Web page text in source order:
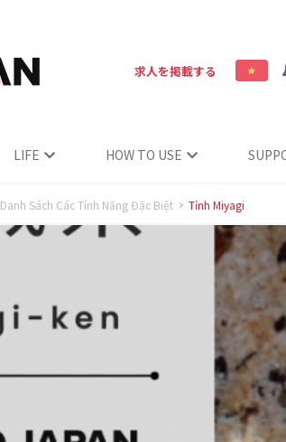
求人を掲載する
LIFE HOW TO USE
Danh Sách Các Tính Năng Đặc Biệt Tỉnh Miyagi